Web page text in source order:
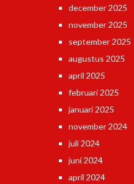
december 2025
november 2025
september 2025
augustus 2025
april 2025
februari 2025
januari 2025
november 2024
juli 2024
juni 2024
april 2024